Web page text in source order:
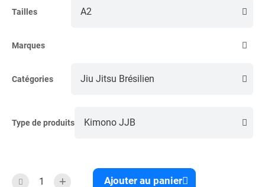
Tailles
Marques
Catégories
Type de produits
Ajouter au panier